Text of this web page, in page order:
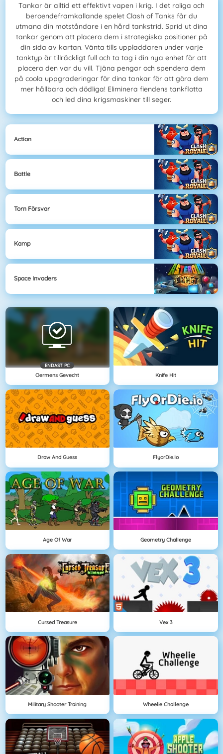
Tankar är alltid ett effektivt vapen i krig. I det roliga och
beroendeframkallande spelet Clash of Tanks får du
utmana din motståndare i en hård tankstrid. Sprid ut dina
tankar genom att placera dem i strategiska positioner på
din sida av kartan. Vänta tills uppladdaren under varje
tanktyp är tillräckligt full och ta tag i din nya enhet för att
placera den var du vill. Tjäna pengar och spendera dem
på coola uppgraderingar för dina tankar för att göra dem
mer hållbara och dödliga! Eliminera fiendens tankflotta
och led dina krigsmaskiner till seger.
Action
Battle
Torn Försvar
Kamp
Space Invaders
ENDAST PC
Oermens Gevecht Knife Hit
Draw And Guess FlyorDie.io
Age Of War Geometry Challenge
Cursed Treasure Vex 3
Military Shooter Training Wheelie Challenge